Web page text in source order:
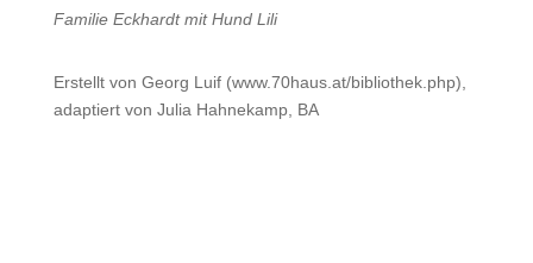
Familie Eckhardt mit Hund Lili
Erstellt von Georg Luif (www.70haus.at/bibliothek.php),
adaptiert von Julia Hahnekamp, BA